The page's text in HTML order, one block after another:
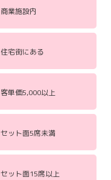
商業施設内
住宅街にある
客単価5,000以上
セット面5席未満
セット面15席以上